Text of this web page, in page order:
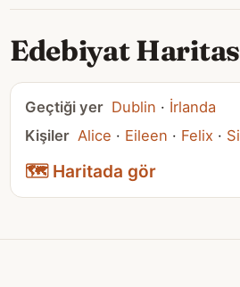
Edebiyat
Geçtiği yer Dublin · İrlanda
Kişiler Alice · Eileen · Felix ·
🗺️ Haritada gör